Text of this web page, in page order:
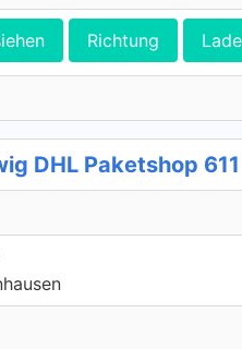
Richtung
DHL Paketshop 611